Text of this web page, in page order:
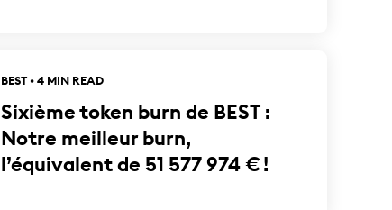
BEST • 4 MIN READ
Sixième token burn de BEST :
Notre meilleur burn,
l’équivalent de 51 577 974 € !